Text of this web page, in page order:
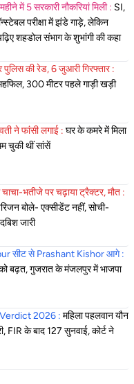
में 5 सरकारी नौकरियां मिली : SI,
परीक्षा में झंडे गाड़े, लेकिन
शहडोल संभाग के शुभांगी की कहा
की रेड, 6 जुआरी गिरफ्तार :
300 मीटर पहले गाड़ी खड़ी
ने फांसी लगाई : घर के कमरे में मिला
चुकी थीं सांसें
भतीजे पर चढ़ाया ट्रैक्टर, मौत :
बोले- एक्सीडेंट नहीं, सोची-
जारी
सीट से Prashant Kishor आगे :
बढ़त, गुजरात के मंजलपुर में भाजपा
2026 : महिला पहलवान यौन
के बाद 127 सुनवाई, कोर्ट ने